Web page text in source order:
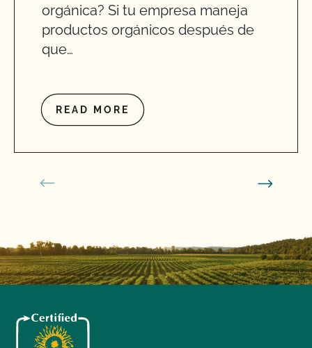
orgánica? Si tu empresa maneja
productos orgánicos después de
que…
READ MORE